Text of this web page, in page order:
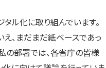
ル化に取り組んでいます。
、まだまだ紙ベースであっ
の部署では、各省庁の皆様